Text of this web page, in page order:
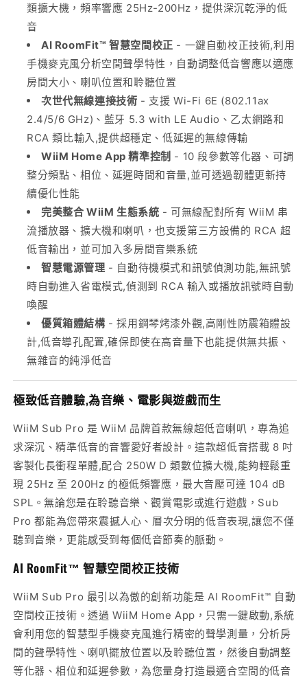
音
喇
叭
｜
AI
動
空
校
正
RoomFit
250W
WiFi
6E
牙
重
低
數
量
減
少
音
叭
｜
AI
自
動
空
校
正
250W
WiFi
6E
藍
牙
重
音
數
量
增
加
類擴大機，頻率響應 25Hz-200Hz，提供深沉乾淨的低
音
AI RoomFit™ 智慧空間校正 - 一鍵自動校正技術,利用
手機麥克風分析空間聲學特性，自動調整低音響應以適應
房間大小、喇叭位置和聆聽位置
次世代無線連接技術 - 支援 Wi-Fi 6E (802.11ax
2.4/5/6 GHz)、藍牙 5.3 with LE Audio、乙太網路和
RCA 類比輸入,提供超穩定、低延遲的無線傳輸
WiiM Home App 精準控制 - 10 段參數等化器、可調
整分頻點、相位、延遲時間和音量,並可透過韌體更新持
續優化性能
完美整合 WiiM 生態系統 - 可無線配對所有 WiiM 串
流播放器、擴大機和喇叭，也支援第三方設備的 RCA 超
低音輸出，並可加入多房間音樂系統
智慧電源管理 - 自動待機模式和訊號偵測功能,無訊號
時自動進入省電模式,偵測到 RCA 輸入或播放訊號時自動
喚醒
優質箱體結構- 採用鋼琴烤漆外觀,高剛性防震箱體設
計,低音導孔配置,確保即使在高音量下也能提供無共振、
無雜音的純淨低音
極致低音體驗,為音樂、電影與遊戲而生
WiiM Sub Pro 是 WiiM 品牌首款無線超低音喇叭，專為追
求深沉、精準低音的音響愛好者設計。這款超低音搭載 8 吋
客製化長衝程單體,配合 250W D 類數位擴大機,能夠輕鬆重
現 25Hz 至 200Hz 的極低頻響應，最大音壓可達 104 dB
SPL。無論您是在聆聽音樂、觀賞電影或進行遊戲，Sub
Pro 都能為您帶來震撼人心、層次分明的低音表現,讓您不僅
聽到音樂，更能感受到每個低音節奏的脈動。
AI RoomFit™ 智慧空間校正技術
WiiM Sub Pro 最引以為傲的創新功能是 AI RoomFit™ 自動
空間校正技術。透過 WiiM Home App，只需一鍵啟動,系統
會利用您的智慧型手機麥克風進行精密的聲學測量，分析房
間的聲學特性、喇叭擺放位置以及聆聽位置，然後自動調整
等化器、相位和延遲參數，為您量身打造最適合空間的低音